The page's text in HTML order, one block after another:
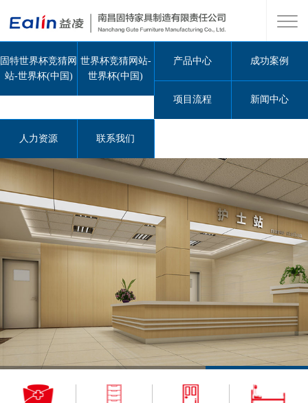
固特世界杯竞猜网
站-世界杯(中国)
世界杯竞猜网站-
世界杯(中国)
产品中心 成功案例
项目流程 新闻中心
人力资源 联系我们